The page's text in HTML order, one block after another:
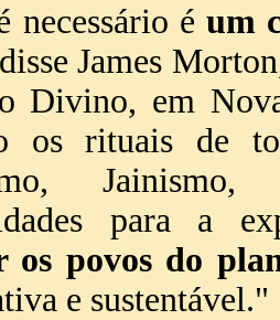
necessário é um
James
Divino, em
os rituais de
para a
os povos do
e